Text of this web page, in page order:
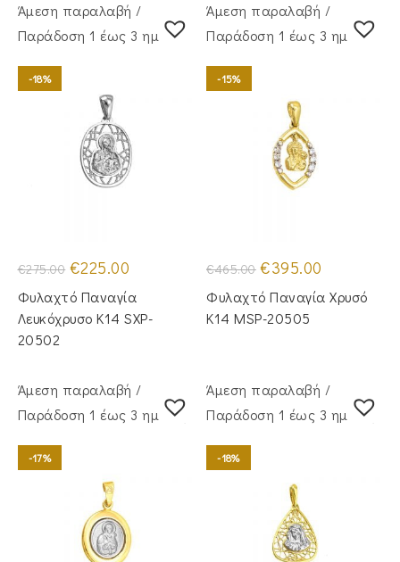
Άμεση παραλαβή /
Παράδoση 1 έως 3 ημέρες
-18%
€275.00 Original
price
was:
€275.00.
€225.00
είναι:
€225.00.
Φυλαχτό Παναγία
Λευκόχρυσο Κ14 SXP-
20502
Άμεση παραλαβή /
Παράδoση 1 έως 3 ημέρες
-15%
€465.00 Original
price
was:
€465.00.
€395.00
τιμή
είναι:
Φυλαχτό Παναγία Χρυσό
Κ14 MSP-20505
Άμεση παραλαβή /
Παράδoση 1 έως 3 ημέρες
-17%
Άμεση παραλαβή /
Παράδoση 1 έως 3 ημέρες
-18%